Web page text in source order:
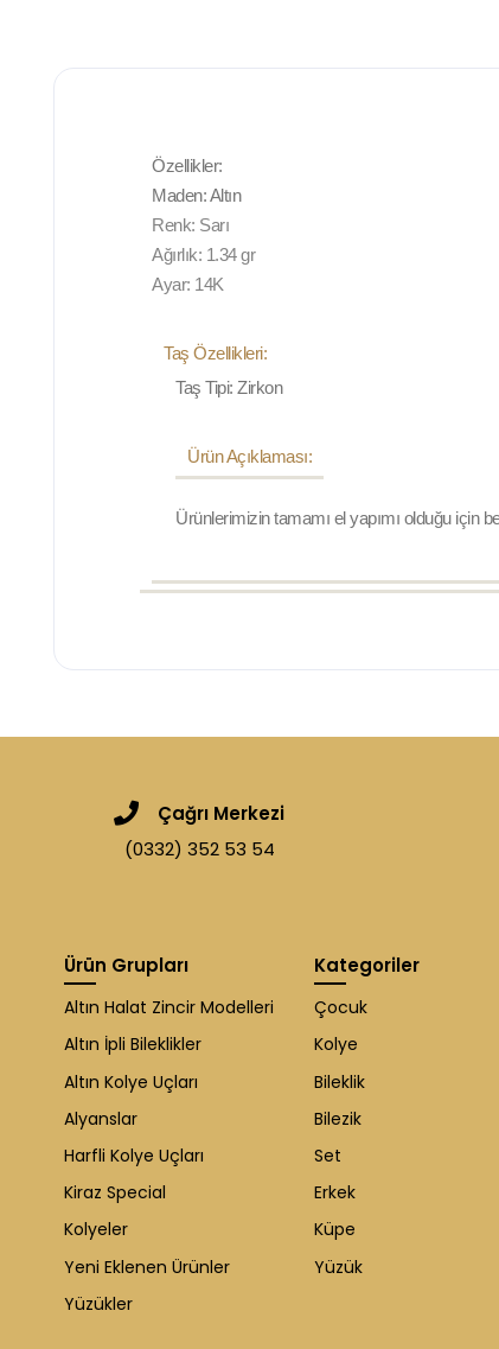
Özellikler:
Maden: Altın
Renk: Sarı
Ağırlık: 1.34 gr
Ayar: 14K
Taş Özellikleri:
Taş Tipi: Zirkon
Ürün Açıklaması:
Ürünlerimizin tamamı el yapımı olduğu için
Çağrı Merkezi
(0332) 352 53 54
Ürün Grupları
Altın Halat Zincir Modelleri
Altın İpli Bileklikler
Altın Kolye Uçları
Alyanslar
Harfli Kolye Uçları
Kiraz Special
Kolyeler
Yeni Eklenen Ürünler
Yüzükler
Kategoriler
Çocuk
Kolye
Bileklik
Bilezik
Set
Erkek
Küpe
Yüzük